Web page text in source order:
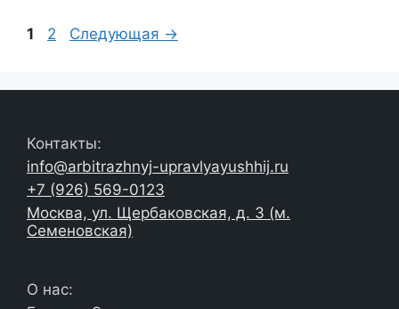
Страница
1 Страница
2 Следующая →
Контакты:
info@arbitrazhnyj-upravlyayushhij.ru
+7 (926) 569-0123
Москва, ул. Щербаковская, д. 3 (м.
Семеновская)
О нас: